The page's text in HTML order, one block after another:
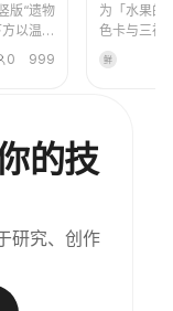
版“遗物
以温暖
记忆性
墨色块
安静、
深蓝、
时加入
而像展
感照片
。最终
一个具
立的
0 999
为「水果的
色卡与三视
模板锚定
以合理规
鲜
的技
研究、创作